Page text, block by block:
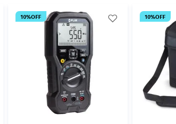
10%OFF 10%OFF